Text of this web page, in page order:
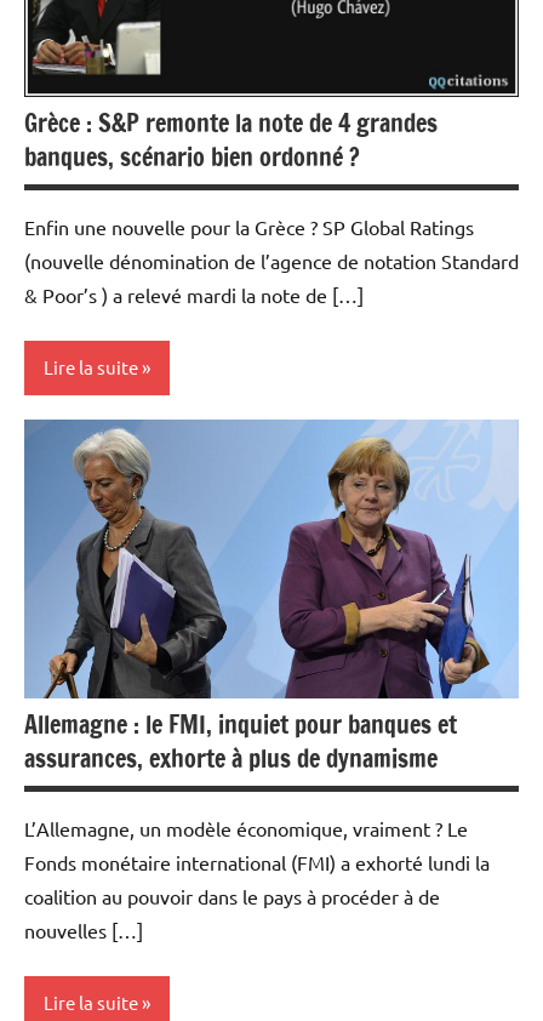
Matières
premières
Grèce : S&P remonte la note de 4 grandes
banques, scénario bien ordonné ?
Enfin une nouvelle pour la Grèce ? SP Global Ratings
(nouvelle dénomination de l’agence de notation Standard
& Poor’s ) a relevé mardi la note de […]
Lire la suite
Actualités
Banques
Banques/Assurances
Economie
Allemagne : le FMI, inquiet pour banques et
assurances, exhorte à plus de dynamisme
L’Allemagne, un modèle économique, vraiment ? Le
Fonds monétaire international (FMI) a exhorté lundi la
coalition au pouvoir dans le pays à procéder à de
nouvelles […]
Lire la suite